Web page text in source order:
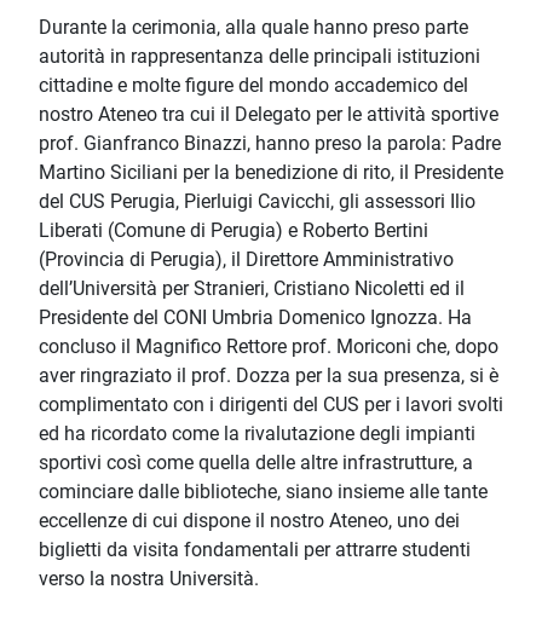
Durante la cerimonia, alla quale hanno preso parte
autorità in rappresentanza delle principali istituzioni
cittadine e molte figure del mondo accademico del
nostro Ateneo tra cui il Delegato per le attività sportive
prof. Gianfranco Binazzi, hanno preso la parola: Padre
Martino Siciliani per la benedizione di rito, il Presidente
del CUS Perugia, Pierluigi Cavicchi, gli assessori Ilio
Liberati (Comune di Perugia) e Roberto Bertini
(Provincia di Perugia), il Direttore Amministrativo
dell’Università per Stranieri, Cristiano Nicoletti ed il
Presidente del CONI Umbria Domenico Ignozza. Ha
concluso il Magnifico Rettore prof. Moriconi che, dopo
aver ringraziato il prof. Dozza per la sua presenza, si è
complimentato con i dirigenti del CUS per i lavori svolti
ed ha ricordato come la rivalutazione degli impianti
sportivi così come quella delle altre infrastrutture, a
cominciare dalle biblioteche, siano insieme alle tante
eccellenze di cui dispone il nostro Ateneo, uno dei
biglietti da visita fondamentali per attrarre studenti
verso la nostra Università.